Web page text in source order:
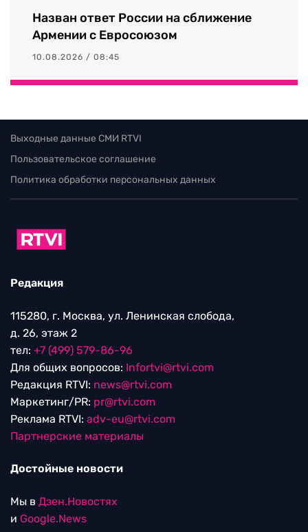
Назван ответ России на сближение
Армении с Евросоюзом
10.08.2026 / 08:45
Выходные данные СМИ RTVI
Пользовательское соглашение
Политика обработки персональных данных
Редакция
115280, г. Москва, ул. Ленинская слобода,
д. 26, этаж 2
тел: +7 (499) 579-86-96
Для общих вопросов: Infortvi@rtvi.com
Редакция RTVI: news@rtvi.com
Маркетинг/PR: pr@rtvi.com
Реклама RTVI: adv-eu@rtvi.com
Партнерские материалы
Достойные новости
Мы в Дзен.Новостях
и Google.News